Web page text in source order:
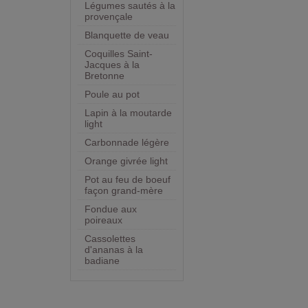
Légumes sautés à la
provençale
Blanquette de veau
Coquilles Saint-
Jacques à la
Bretonne
Poule au pot
Lapin à la moutarde
light
Carbonnade légère
Orange givrée light
Pot au feu de boeuf
façon grand-mère
Fondue aux
poireaux
Cassolettes
d'ananas à la
badiane